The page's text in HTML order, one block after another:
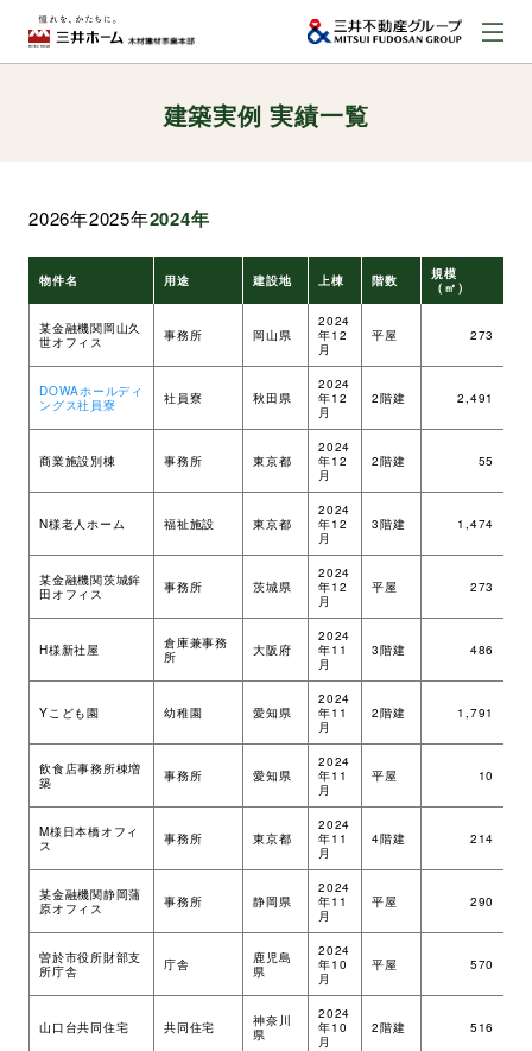
お問い合わせ
建築実例
取扱商品
環境・社会への取り組み
モッケン便り
イベントレポート一覧
建築実例 実績一覧
2026年2025年2024年
物件名 用途 建設地 上棟 階数
規模
（㎡）
某金融機関岡山久
世オフィス
事務所 岡山県
2024
年12
月
平屋 273
DOWAホールディ
ングス社員寮
社員寮 秋田県
2024
年12
月
2階建 2,491
商業施設別棟 事務所 東京都
2024
年12
月
2階建 55
N様老人ホーム 福祉施設 東京都
2024
年12
月
3階建 1,474
某金融機関茨城鉾
田オフィス
事務所 茨城県
2024
年12
月
平屋 273
H様新社屋
倉庫兼事務
所
大阪府
2024
年11
月
3階建 486
Yこども園 幼稚園 愛知県
2024
年11
月
2階建 1,791
飲食店事務所棟増
築
事務所 愛知県
2024
年11
月
平屋 10
M様日本橋オフィ
ス
事務所 東京都
2024
年11
月
4階建 214
某金融機関静岡蒲
原オフィス
事務所 静岡県
2024
年11
月
平屋 290
曽於市役所財部支
所庁舎
庁舎
鹿児島
県
2024
年10
月
平屋 570
山口台共同住宅 共同住宅
神奈川
県
2024
年10
月
2階建 516